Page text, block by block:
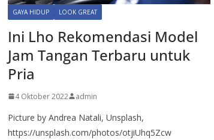
GAYA HIDUP LOOK GREAT
Ini Lho Rekomendasi Model
Jam Tangan Terbaru untuk
Pria
4 Oktober 2022 admin
Picture by Andrea Natali, Unsplash,
https://unsplash.com/photos/otjiUhq5Zcw